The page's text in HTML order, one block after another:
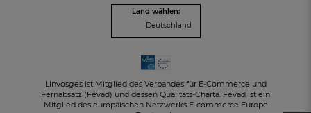
KOSTENLOSER RÜCKVERSANDinnerhalb von 30 Tagen
Land wählen:
Deutschland
Linvosges ist Mitglied des Verbandes für E-Commerce und
Fernabsatz (Fevad) und dessen Qualitäts-Charta. Fevad ist ein
Mitglied des europäischen Netzwerks E-commerce Europe